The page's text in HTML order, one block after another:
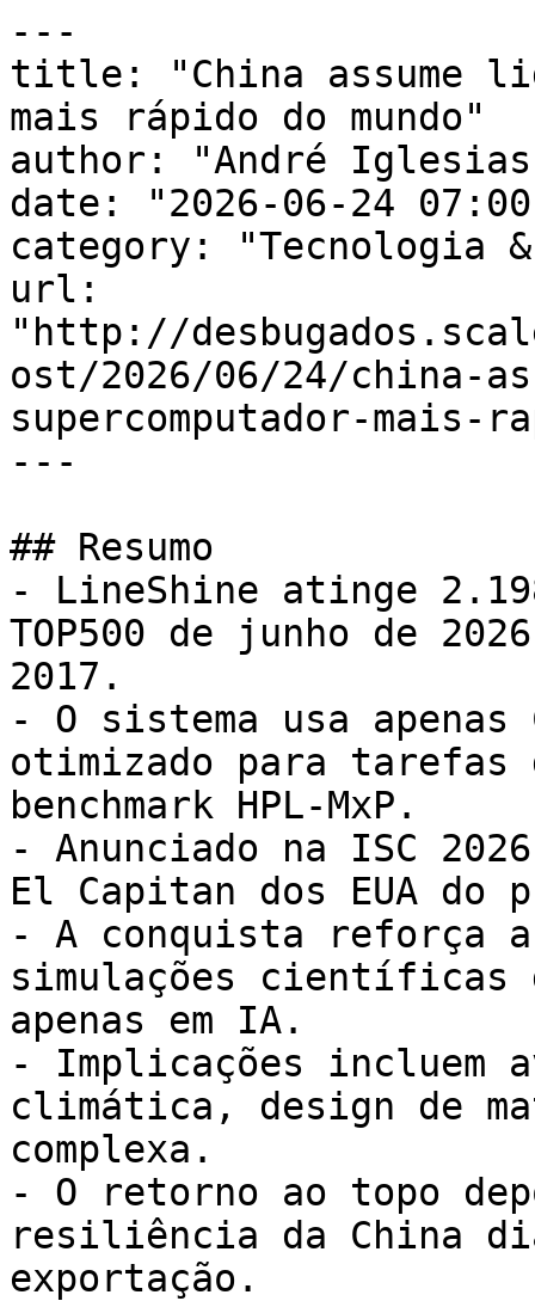
---
title: "China assume
mais rápido do mundo"
author: "André
date: "2026-06-24
category: "Tecnologia
url:
"http://
ost/2026/06/24/china-
supercomputador-mais-
---
## Resumo
- LineShine atinge
TOP500 de junho de
2017.
- O sistema usa apenas
otimizado para tarefas
benchmark HPL-MxP.
- Anunciado na ISC
El Capitan dos EUA do
- A conquista reforça a
simulações científicas
apenas em IA.
- Implicações incluem
climática, design de
complexa.
- O retorno ao topo
resiliência da China
exportação.